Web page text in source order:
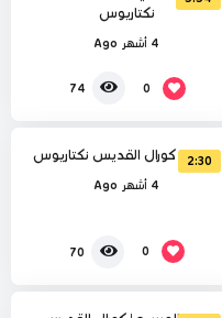
نكتاريوس
4 أشهر Ago
0
74
2:30
صلبوه | كورال القديس نكتاريوس
4 أشهر Ago
0
70